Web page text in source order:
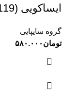
ایساکویی (2070100119)
گروه سایپایی
تومان ۵۸۰.۰۰۰